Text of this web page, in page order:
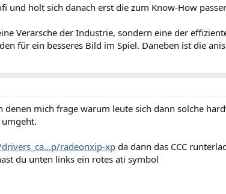
und holt sich danach erst die zum Know-How
Verarsche der Industrie, sondern eine der
für ein besseres Bild im Spiel. Daneben ist die
denen mich frage warum leute sich dann solche
radeonxip-xp da dann das CCC
du unten links ein rotes ati symbol